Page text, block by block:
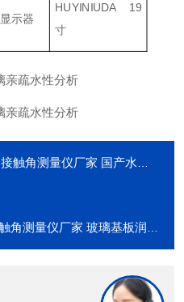
显示器
HUYINIUDA 19
寸
测量仪厂家 国产水滴角测试仪
测量仪厂家 玻璃基板润湿性分析